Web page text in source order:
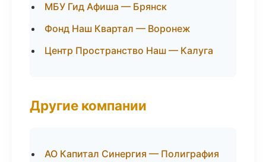
МБУ Гид Афиша — Брянск
Фонд Наш Квартал — Воронеж
Центр Пространство Наш — Калуга
Другие компании
АО Капитал Синергия — Полиграфия